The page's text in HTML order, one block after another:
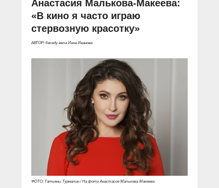
Анастасия Малькова-Макеева:
«В кино я часто играю
стервозную красотку»
АВТОР: беседу вела Инна Иванова
ФОТО: Татьяны Турмалин / На фото Анастасия Малькова-Макеева